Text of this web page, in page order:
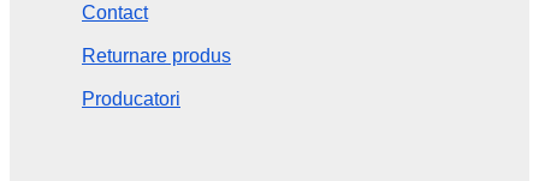
Contact
Returnare produs
Producatori